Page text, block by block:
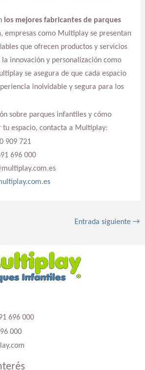
los mejores fabricantes de parques
, empresas como Multiplay se presentan
que ofrecen productos y servicios
innovación y personalización como
se asegura de que cada espacio
inolvidable y segura para los
sobre parques infantiles y cómo
tu espacio, contacta a Multiplay:
909 721
696 000
Entrada siguiente→
696 000
000